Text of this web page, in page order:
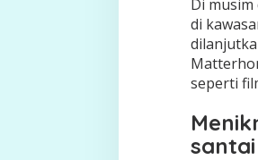
Di
di
seperti
santai